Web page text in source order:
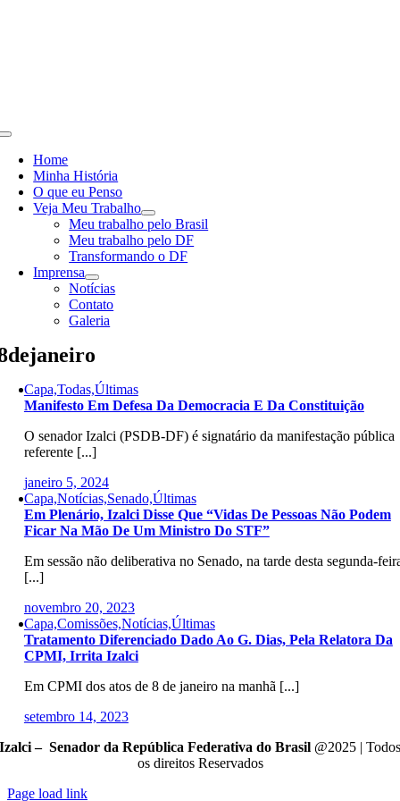
Toggle
NavigationHome
Minha História
O que eu Penso
Veja Meu Trabalho
Meu trabalho pelo Brasil
Meu trabalho pelo DF
Transformando o DF
Imprensa
Notícias
Contato
Galeria
Capa,Todas,Últimas
Manifesto Em Defesa Da Democracia E Da Constituição
O senador Izalci (PSDB-DF) é signatário da manifestação pública
referente [...]
janeiro 5, 2024
Capa,Notícias,Senado,Últimas
Em Plenário, Izalci Disse Que “vidas De Pessoas Não Podem
Ficar Na Mão De Um Ministro Do STF”
Em sessão não deliberativa no Senado, na tarde desta segunda-
[...]
novembro 20, 2023
Capa,Comissões,Notícias,Últimas
Tratamento Diferenciado Dado Ao G. Dias, Pela Relatora Da
CPMI, Irrita Izalci
Em CPMI dos atos de 8 de janeiro na manhã [...]
setembro 14, 2023
Izalci – Senador da República Federativa do Brasil @2025 | Todos
os direitos Reservados
Page load link